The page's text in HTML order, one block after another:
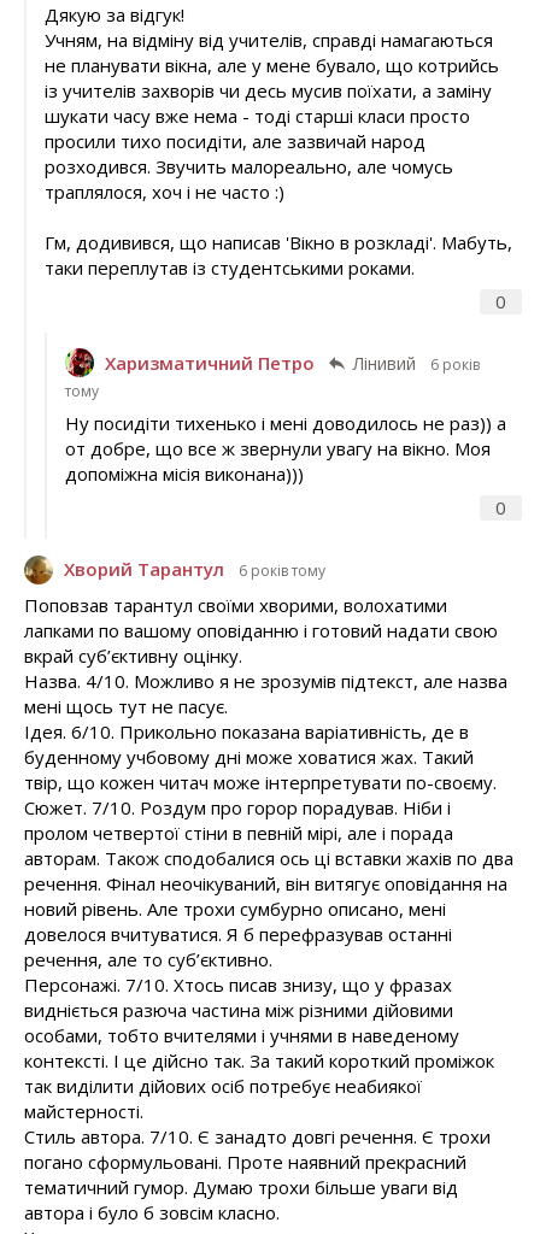
0
Дякую за відгук!
Учням, на відміну від учителів, справді намагаються
не планувати вікна, але у мене бувало, що котрийсь
із учителів захворів чи десь мусив поїхати, а заміну
шукати часу вже нема - тоді старші класи просто
просили тихо посидіти, але зазвичай народ
розходився. Звучить малореально, але чомусь
траплялося, хоч і не часто :)
Гм, додивився, що написав 'Вікно в розкладі'. Мабуть,
таки переплутав із студентськими роками.
Харизматичний Петро Лінивий
6 років
тому
0
Ну посидіти тихенько і мені доводилось не раз)) а
от добре, що все ж звернули увагу на вікно. Моя
допоміжна місія виконана)))
Хворий Тарантул 6 років тому
Поповзав тарантул своїми хворими, волохатими
лапками по вашому оповіданню і готовий надати свою
вкрай суб’єктивну оцінку.
Назва. 4/10. Можливо я не зрозумів підтекст, але назва
мені щось тут не пасує.
Ідея. 6/10. Прикольно показана варіативність, де в
буденному учбовому дні може ховатися жах. Такий
твір, що кожен читач може інтерпретувати по-своєму.
Сюжет. 7/10. Роздум про горор порадував. Ніби і
пролом четвертої стіни в певній мірі, але і порада
авторам. Також сподобалися ось ці вставки жахів по два
речення. Фінал неочікуваний, він витягує оповідання на
новий рівень. Але трохи сумбурно описано, мені
довелося вчитуватися. Я б перефразував останні
речення, але то суб’єктивно.
Персонажі. 7/10. Хтось писав знизу, що у фразах
видніється разюча частина між різними дійовими
особами, тобто вчителями і учнями в наведеному
контексті. І це дійсно так. За такий короткий проміжок
так виділити дійових осіб потребує неабиякої
майстерності.
Стиль автора. 7/10. Є занадто довгі речення. Є трохи
погано сформульовані. Проте наявний прекрасний
тематичний гумор. Думаю трохи більше уваги від
автора і було б зовсім класно.